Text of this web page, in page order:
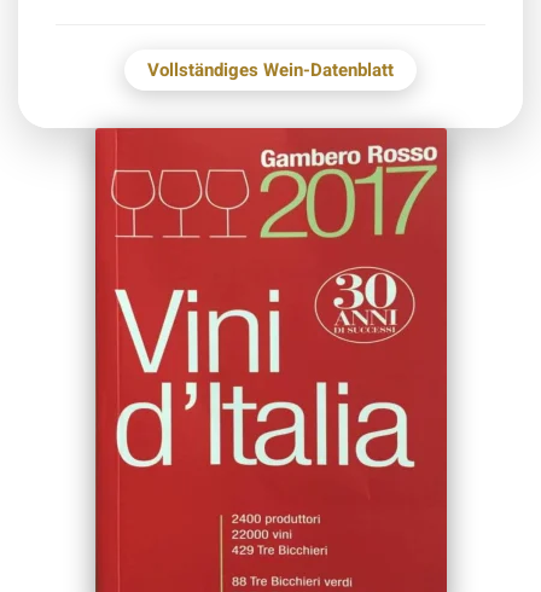
Vollständiges Wein-Datenblatt